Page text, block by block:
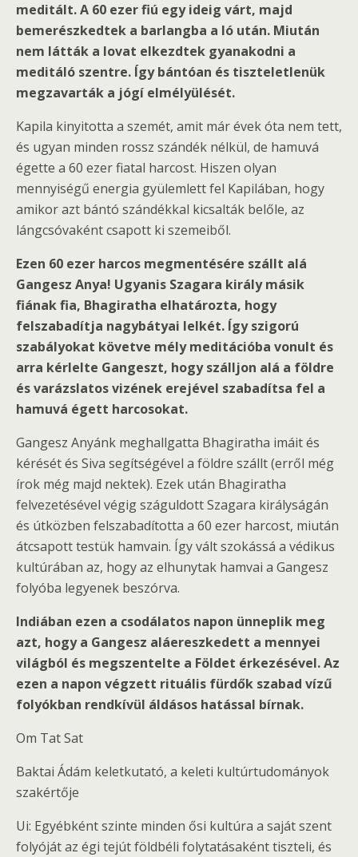
meditált. A 60 ezer fiú egy ideig várt, majd
bemerészkedtek a barlangba a ló után. Miután
nem látták a lovat elkezdtek gyanakodni a
meditáló szentre. Így bántóan és tiszteletlenük
megzavarták a jógí elmélyülését.
Kapila kinyitotta a szemét, amit már évek óta nem tett,
és ugyan minden rossz szándék nélkül, de hamuvá
égette a 60 ezer fiatal harcost. Hiszen olyan
mennyiségű energia gyülemlett fel Kapilában, hogy
amikor azt bántó szándékkal kicsalták belőle, az
lángcsóvaként csapott ki szemeiből.
Ezen 60 ezer harcos megmentésére szállt alá
Gangesz Anya! Ugyanis Szagara király másik
fiának fia, Bhagiratha elhatározta, hogy
felszabadítja nagybátyai lelkét. Így szigorú
szabályokat követve mély meditációba vonult és
arra kérlelte Gangeszt, hogy szálljon alá a földre
és varázslatos vizének erejével szabadítsa fel a
hamuvá égett harcosokat.
Gangesz Anyánk meghallgatta Bhagiratha imáit és
kérését és Siva segítségével a földre szállt (erről még
írok még majd nektek). Ezek után Bhagiratha
felvezetésével végig száguldott Szagara királyságán
és útközben felszabadította a 60 ezer harcost, miután
átcsapott testük hamvain. Így vált szokássá a védikus
kultúrában az, hogy az elhunytak hamvai a Gangesz
folyóba legyenek beszórva.
Indiában ezen a csodálatos napon ünneplik meg
azt, hogy a Gangesz aláereszkedett a mennyei
világból és megszentelte a Földet érkezésével. Az
ezen a napon végzett rituális fürdők szabad vízű
folyókban rendkívül áldásos hatással bírnak.
Om Tat Sat
Baktai Ádám keletkutató, a keleti kultúrtudományok
szakértője
Ui: Egyébként szinte minden ősi kultúra a saját szent
folyóját az égi tejút földbéli folytatásaként tiszteli, és